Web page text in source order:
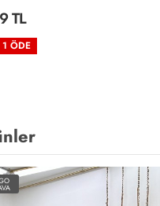
TL
ÖDE